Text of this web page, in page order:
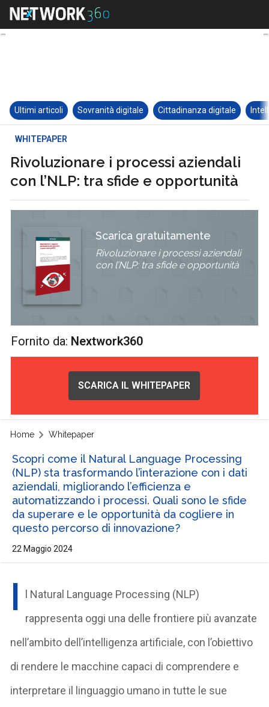
Ultimi articoli Sovranità digitale Cittadinanza digitale
WHITEPAPER
Rivoluzionare i processi aziendali
con l’NLP: tra sfide e opportunità
Scarica gratuitamente
Rivoluzionare i processi aziendali
con l’NLP: tra sfide e opportunità
Fornito da: Nextwork360
SCARICA IL WHITEPAPER
Home Whitepaper
Scopri come il Natural Language Processing
(NLP) sta trasformando l’interazione con i dati
aziendali, migliorando l’efficienza e
automatizzando i processi. Quali sono le sfide
da superare e le opportunità da cogliere in
questo percorso di innovazione?
22 Maggio 2024
I
l Natural Language Processing (NLP)
rappresenta oggi una delle frontiere più avanzate
nell’ambito dell’intelligenza artificiale, con l’obiettivo
di rendere le macchine capaci di comprendere e
interpretare il linguaggio umano in tutte le sue